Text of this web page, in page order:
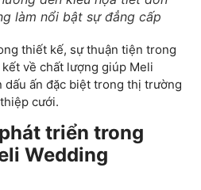
làm nổi bật sự đẳng cấp
thiết kế, sự thuận tiện trong
về chất lượng giúp Meli
dấu ấn đặc biệt trong thị trường
cưới.
triển trong
Wedding